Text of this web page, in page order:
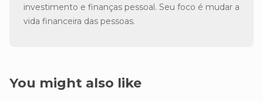
investimento e finanças pessoal. Seu foco é mudar a
vida financeira das pessoas.
You might also like